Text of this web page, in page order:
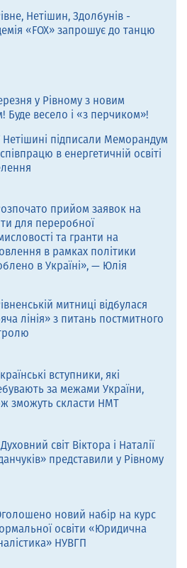
Нетішин, Здолбунів -
«FOX» запрошує до танцю
у Рівному з новим
Буде весело і «з перчиком»!
Нетішині підписали Меморандум
в енергетичній освіті
прийом заявок на
для переробної
та гранти на
в рамках політики
в Україні», — Юлія
митниці відбулася
лінія» з питань постмитного
вступники, які
за межами України,
зможуть скласти НМТ
світ Віктора і Наталії
представили у Рівному
новий набір на курс
освіти «Юридична
НУВГП